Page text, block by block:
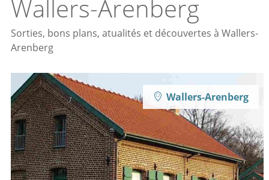
Wallers-Arenberg
Sorties, bons plans, atualités et découvertes à Wallers-
Arenberg
Wallers-Arenberg